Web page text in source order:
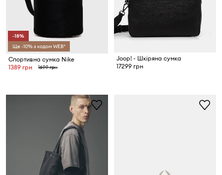
-18%
Ще -10% з кодом WEB*
Спортивна сумка Nike
1389 грн
1699 грн
Joop! - Шкіряна сумка
17299 грн